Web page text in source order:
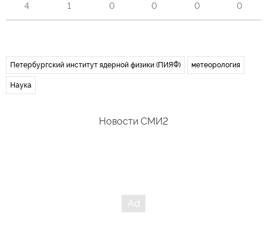
4 1 0 0 0 0
Петербургский институт ядерной физики (ПИЯФ) метеорология
Наука
Новости СМИ2